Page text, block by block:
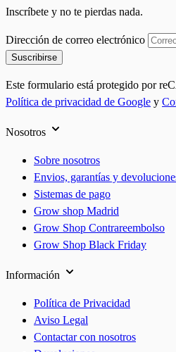
Inscríbete y no te pierdas nada.
Dirección de correo electrónico
Suscribirse
Este formulario está protegido por
Política de privacidad de Google y
Nosotros
Sobre nosotros
Envios, garantías y
Sistemas de pago
Grow shop Madrid
Grow Shop Contrareembolso
Grow Shop Black Friday
Información
Política de Privacidad
Aviso Legal
Contactar con nosotros